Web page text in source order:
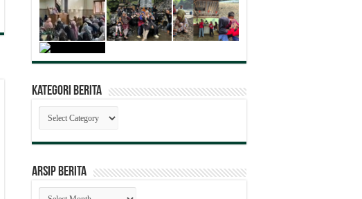
Kategori Berita
Kategori
Berita
ARSIP BERITA
ARSIP